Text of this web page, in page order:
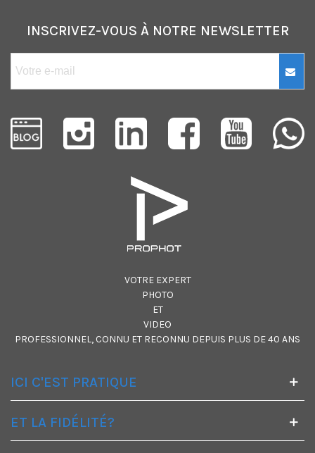
INSCRIVEZ-VOUS À NOTRE NEWSLETTER
VOTRE EXPERT
PHOTO
ET
VIDEO
PROFESSIONNEL, CONNU ET RECONNU DEPUIS PLUS DE 40 ANS
ICI C'EST PRATIQUE
ET LA FIDÉLITÉ?